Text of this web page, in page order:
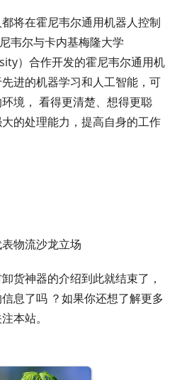
将在霍尼韦尔通用机器人控制
韦尔与卡内基梅隆大学
）合作开发的霍尼韦尔通用机
进的机器学习和人工智能，可
境， 看得更清楚、想得更聪
的处理能力，提高自身的工作
物流沙龙立场
货神器的介绍到此就结束了，
息了吗 ？如果你还想了解更多
本站。